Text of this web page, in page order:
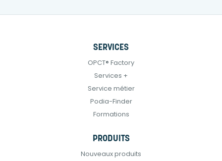
SERVICES
OPCT® Factory
Services +
Service métier
Podia-Finder
Formations
PRODUITS
Nouveaux produits